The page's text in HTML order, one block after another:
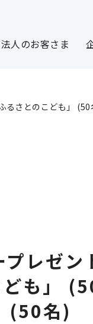
法人のお客さま
さとのこども」
レゼ
ども」
(50名)